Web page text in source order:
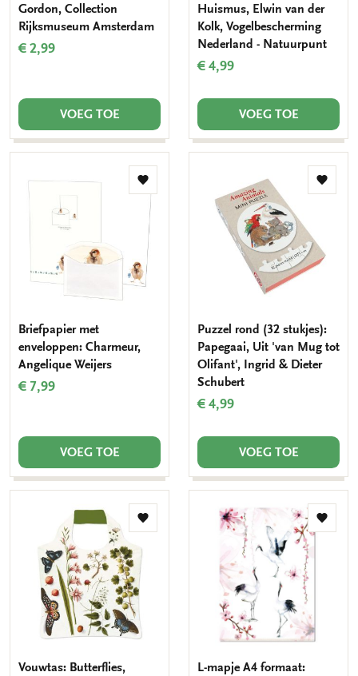
Gordon, Collection
Rijksmuseum Amsterdam
€ 2,99
VOEG TOE
Huismus, Elwin van der
Kolk, Vogelbescherming
Nederland - Natuurpunt
€ 4,99
VOEG TOE
Toevoegen
Briefpapier met
enveloppen: Charmeur,
Angelique Weijers
€ 7,99
VOEG TOE
Puzzel rond (32 stukjes):
Papegaai, Uit 'van Mug tot
Olifant', Ingrid & Dieter
Schubert
€ 4,99
VOEG TOE
Toevoegen
verlanglijst
Vouwtas: Butterflies, L-mapje A4 formaat: